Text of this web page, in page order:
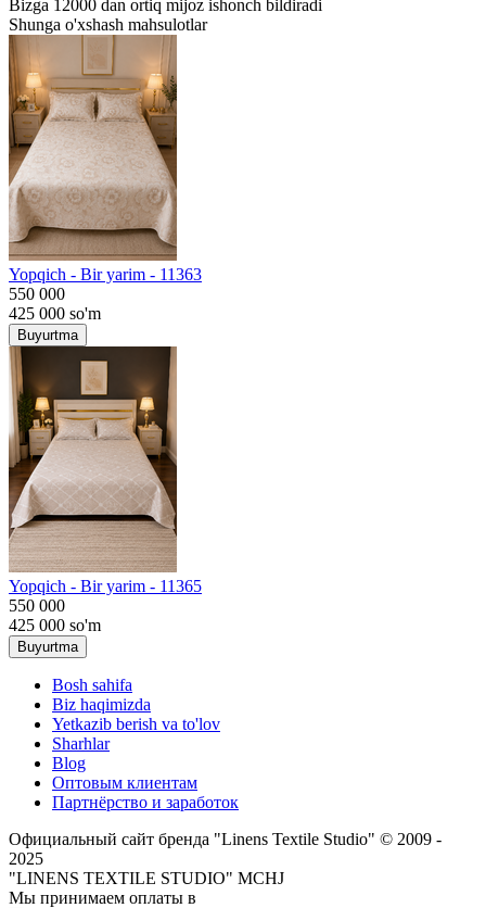
Bizga 12000 dan ortiq mijoz ishonch bildiradi
Shunga o'xshash mahsulotlar
Yopqich - Bir yarim - 11363
550 000
425 000 so'm
Buyurtma
Yopqich - Bir yarim - 11365
550 000
425 000 so'm
Buyurtma
Bosh sahifa
Biz haqimizda
Yetkazib berish va to'lov
Sharhlar
Blog
Оптовым клиентам
Партнёрство и заработок
Официальный сайт бренда "Linens Textile Studio" © 2009 -
2025
"LINENS TEXTILE STUDIO" MCHJ
Мы принимаем оплаты в